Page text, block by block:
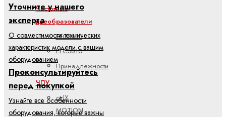
Частотные
преобразователи
EFC3610
EFC5610
Принадлежности
ЧПУ
ctrlX
MOTION
Уточните у нашего
эксперта
О совместимости технических
характеристик модели с вашим
оборудованием
Проконсультируйтесь
перед покупкой
Узнайте все особенности
оборудования, которые важны